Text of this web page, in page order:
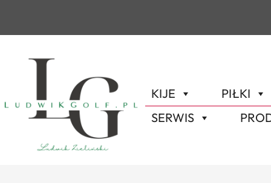
KIJE
PIŁKI
SERWIS